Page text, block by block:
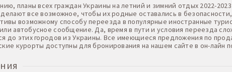
планы всех граждан Украины на летний и зимний отдых 2022-
все возможное, чтобы их родные оставались в
возможному способу переезда в популярные иностранные
автобусное сообщение. Да, время в пути и условия переезда
до этих городов из Украины. Все имеющиеся предложения по
курорты доступны для бронирования на нашем сайте в он-лайн